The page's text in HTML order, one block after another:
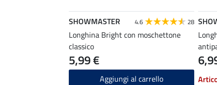
SHOWMASTER 4.6 28
Longhina Bright con moschettone
classico
5,99 €
Aggiungi al carrello